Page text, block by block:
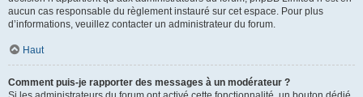
aucun cas responsable du règlement instauré sur cet espace. Pour plus
d’informations, veuillez contacter un administrateur du forum.
Haut
Comment puis-je rapporter des messages à un modérateur ?